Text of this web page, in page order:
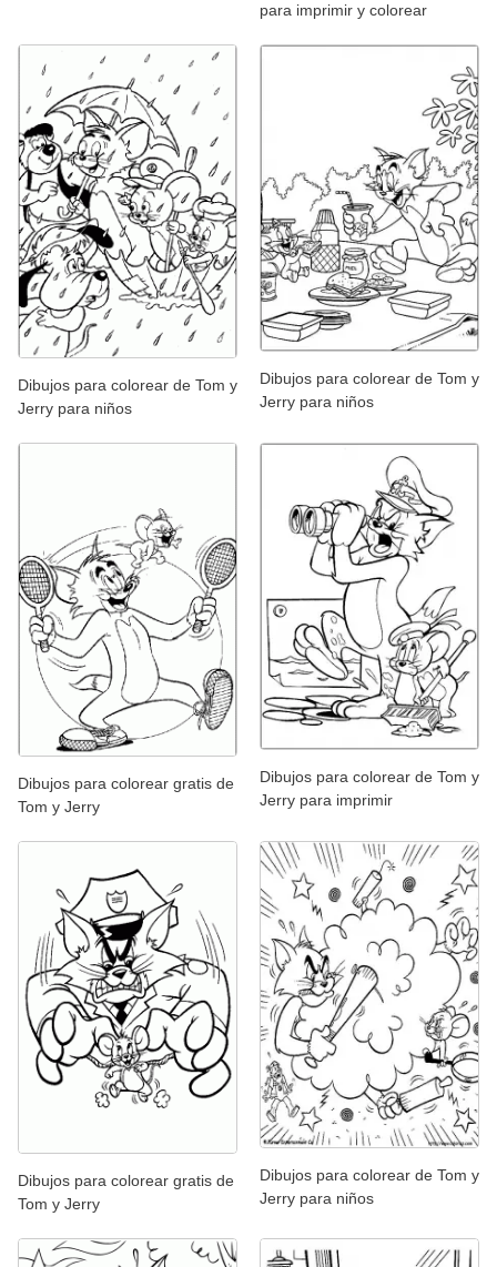
para imprimir y colorear
Dibujos para colorear de Tom y
Jerry para niños
Dibujos para colorear de Tom y
Jerry para niños
Dibujos para colorear gratis de
Tom y Jerry
Dibujos para colorear de Tom y
Jerry para imprimir
Dibujos para colorear gratis de
Tom y Jerry
Dibujos para colorear de Tom y
Jerry para niños